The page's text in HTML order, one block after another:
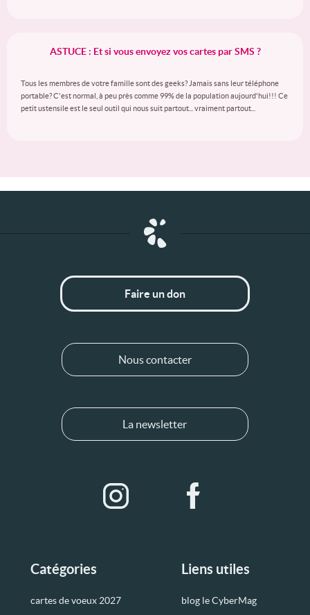
ASTUCE : Et si vous envoyez vos cartes par SMS ?
Tous les membres de votre famille sont des geeks? Jamais sans leur téléphone
portable? C'est normal, à peu près comme 99% de la population aujourd'hui!!! Ce
petit ustensile est le seul outil qui nous suit partout... vraiment partout...
Catégories
cartes de voeux 2027
Liens utiles
blog le CyberMag
Faire un don
Nous contacter
La newsletter